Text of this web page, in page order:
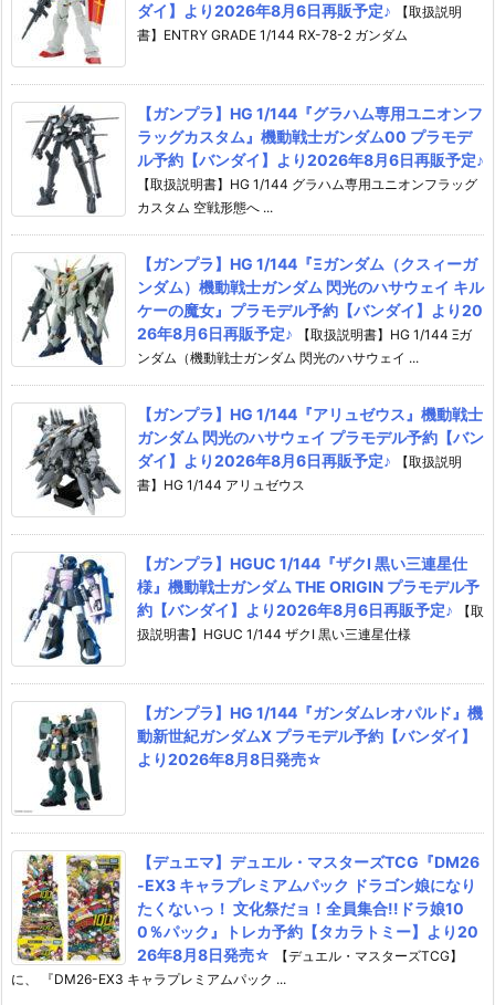
ダイ】より2026年8月6日再販予定♪
【取扱説明
書】ENTRY GRADE 1/144 RX-78-2 ガンダム
【ガンプラ】HG 1/144『グラハム専用ユニオンフ
ラッグカスタム』機動戦士ガンダム00 プラモデ
ル予約【バンダイ】より2026年8月6日再販予定♪
【取扱説明書】HG 1/144 グラハム専用ユニオンフラッグ
カスタム 空戦形態へ ...
【ガンプラ】HG 1/144『Ξガンダム（クスィーガ
ンダム）機動戦士ガンダム 閃光のハサウェイ キル
ケーの魔女』プラモデル予約【バンダイ】より20
26年8月6日再販予定♪
【取扱説明書】HG 1/144 Ξガ
ンダム（機動戦士ガンダム 閃光のハサウェイ ...
【ガンプラ】HG 1/144『アリュゼウス』機動戦士
ガンダム 閃光のハサウェイ プラモデル予約【バン
ダイ】より2026年8月6日再販予定♪
【取扱説明
書】HG 1/144 アリュゼウス
【ガンプラ】HGUC 1/144『ザクI 黒い三連星仕
様』機動戦士ガンダム THE ORIGIN プラモデル予
約【バンダイ】より2026年8月6日再販予定♪
【取
扱説明書】HGUC 1/144 ザクI 黒い三連星仕様
【ガンプラ】HG 1/144『ガンダムレオパルド』機
動新世紀ガンダムX プラモデル予約【バンダイ】
より2026年8月8日発売☆
【デュエマ】デュエル・マスターズTCG『DM26
-EX3 キャラプレミアムパック ドラゴン娘になり
たくないっ！ 文化祭だョ！全員集合!!ドラ娘10
0％パック』トレカ予約【タカラトミー】より20
26年8月8日発売☆
【デュエル・マスターズTCG】
に、 『DM26-EX3 キャラプレミアムパック ...